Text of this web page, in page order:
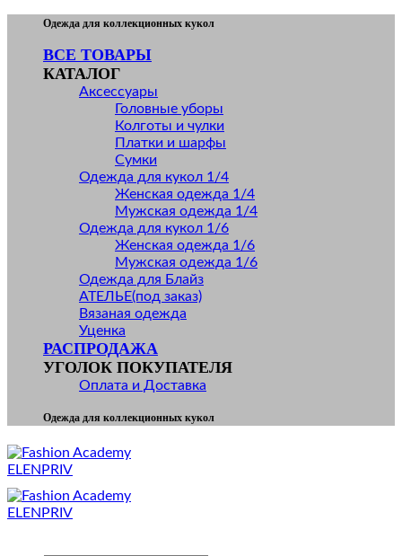
content
Одежда для коллекционных кукол
ВСЕ ТОВАРЫ
КАТАЛОГ
Аксессуары
Головные уборы
Колготы и чулки
Платки и шарфы
Сумки
Одежда для кукол 1/4
Женская одежда 1/4
Мужская одежда 1/4
Одежда для кукол 1/6
Женская одежда 1/6
Мужская одежда 1/6
Одежда для Блайз
АТЕЛЬЕ(под заказ)
Вязаная одежда
Уценка
РАСПРОДАЖА
УГОЛОК ПОКУПАТЕЛЯ
Оплата и Доставка
Одежда для коллекционных кукол